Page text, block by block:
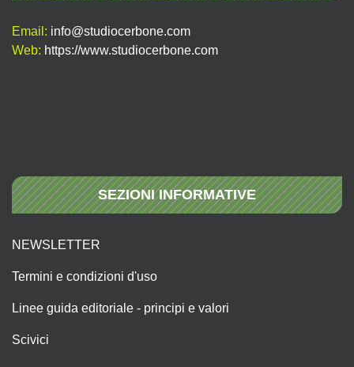
Email: info@studiocerbone.com
Web: https://www.studiocerbone.com
SEZIONI INFORMATIVE
NEWSLETTER
Termini e condizioni d'uso
Linee guida editoriale - principi e valori
Scivici